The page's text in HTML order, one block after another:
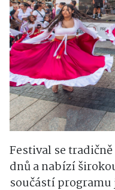
Festival se
dnů a nabízí
součástí programu